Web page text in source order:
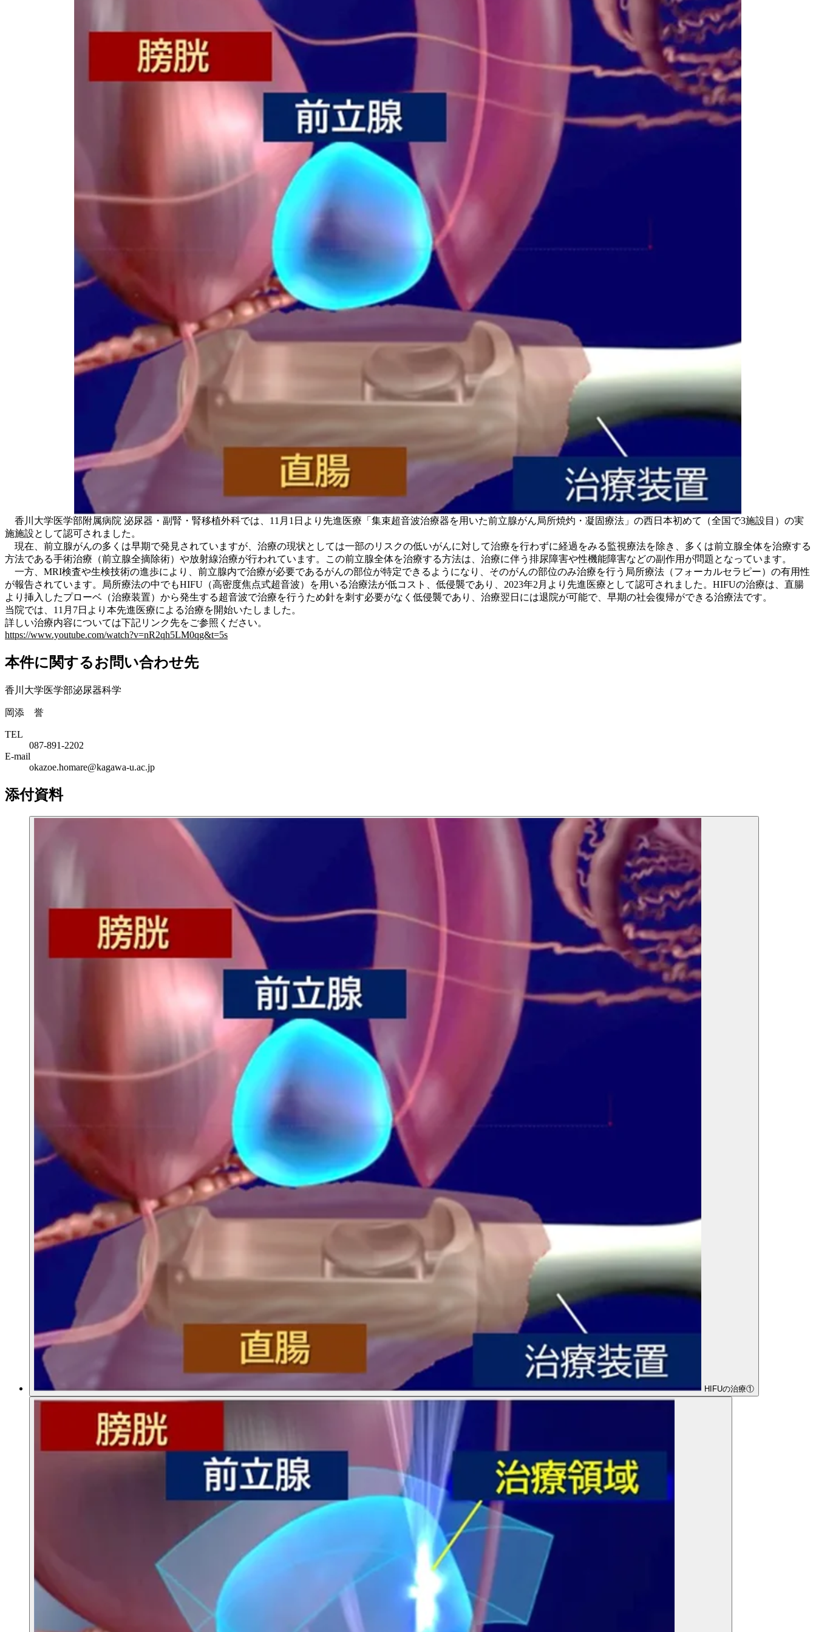
香川大学医学部附属病院 泌尿器・副腎・腎移植外科では、11月1日より先進医療「集束超音波治療器を用いた前立腺がん局所焼灼・凝固療法」の西日本初めて（全国で3施設目）の実
施施設として認可されました。
現在、前立腺がんの多くは早期で発見されていますが、治療の現状としては一部のリスクの低いがんに対して治療を行わずに経過をみる監視療法を除き、多くは前立腺全体を治療する
方法である手術治療（前立腺全摘除術）や放射線治療が行われています。この前立腺全体を治療する方法は、治療に伴う排尿障害や性機能障害などの副作用が問題となっています。
一方、MRI検査や生検技術の進歩により、前立腺内で治療が必要であるがんの部位が特定できるようになり、そのがんの部位のみ治療を行う局所療法（フォーカルセラピー）の有用性
が報告されています。局所療法の中でもHIFU（高密度焦点式超音波）を用いる治療法が低コスト、低侵襲であり、2023年2月より先進医療として認可されました。HIFUの治療は、直腸
より挿入したプローベ（治療装置）から発生する超音波で治療を行うため針を刺す必要がなく低侵襲であり、治療翌日には退院が可能で、早期の社会復帰ができる治療法です。
当院では、11月7日より本先進医療による治療を開始いたしました。
詳しい治療内容については下記リンク先をご参照ください。
https://www.youtube.com/watch?v=nR2qh5LM0qg&t=5s
本件に関するお問い合わせ先
香川大学医学部泌尿器科学
岡添 誉
TEL
087-891-2202
E-mail
okazoe.homare@kagawa-u.ac.jp
添付資料
HIFUの治療①